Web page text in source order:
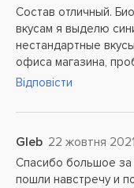
Состав отличный.
вкусам я выделю
нестандартные
офиса магазина,
Відповісти
Gleb 22 жовтня 2021
Спасибо большое за
пошли навстречу и